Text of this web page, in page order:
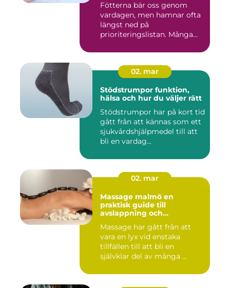
Fötterna bär oss genom
vardagen, men hamnar ofta
längst ned på
prioriteringslistan. Många
02. mar
Stödstrumpor funktion,
hälsa och hur du väljer rätt
Stödstrumpor har på kort tid
gått från att kännas som ett
sjukvårdshjälpmedel till att
bli en vardag...
02. mar
Massage malmö en
praktisk guide till
avslappning och
Massage har gått från att
vara en lyx vid enstaka
tillfällen till att bli en
självklar del av många ...